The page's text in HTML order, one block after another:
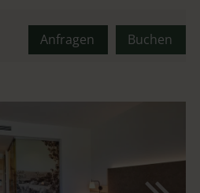
Buchen
Anfragen